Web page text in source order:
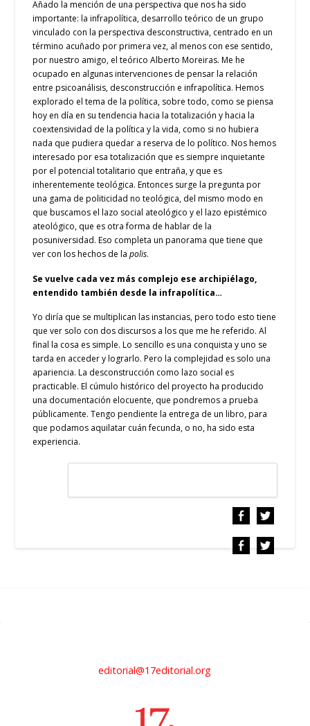
Añado la mención de una perspectiva que nos ha sido
importante: la infrapolítica, desarrollo teórico de un grupo
vinculado con la perspectiva desconstructiva, centrado en un
término acuñado por primera vez, al menos con ese sentido,
por nuestro amigo, el teórico Alberto Moreiras. Me he
ocupado en algunas intervenciones de pensar la relación
entre psicoanálisis, desconstrucción e infrapolítica. Hemos
explorado el tema de la política, sobre todo, como se piensa
hoy en día en su tendencia hacia la totalización y hacia la
coextensividad de la política y la vida, como si no hubiera
nada que pudiera quedar a reserva de lo político. Nos hemos
interesado por esa totalización que es siempre inquietante
por el potencial totalitario que entraña, y que es
inherentemente teológica. Entonces surge la pregunta por
una gama de politicidad no teológica, del mismo modo en
que buscamos el lazo social ateológico y el lazo epistémico
ateológico, que es otra forma de hablar de la
posuniversidad. Eso completa un panorama que tiene que
ver con los hechos de lapolis.
Se vuelve cada vez más complejo ese archipiélago,
entendido también desde la infrapolítica…
Yo diría que se multiplican las instancias, pero todo esto tiene
que ver solo con dos discursos a los que me he referido. Al
final la cosa es simple. Lo sencillo es una conquista y uno se
tarda en acceder y lograrlo. Pero la complejidad es solo una
apariencia. La desconstrucción como lazo social es
practicable. El cúmulo histórico del proyecto ha producido
una documentación elocuente, que pondremos a prueba
públicamente. Tengo pendiente la entrega de un libro, para
que podamos aquilatar cuán fecunda, o no, ha sido esta
experiencia.
editorial@17editorial.org